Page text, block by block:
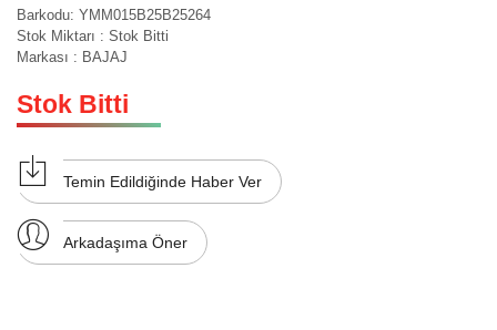
Barkodu: YMM015B25B25264
Stok Miktarı : Stok Bitti
Markası : BAJAJ
Stok Bitti
Temin Edildiğinde Haber Ver
Arkadaşıma Öner